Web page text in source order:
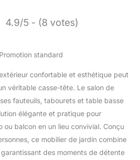
4.9/5 - (8 votes)
confortable et esthétique peut
véritable casse-tête. Le salon de
fauteuils, tabourets et table basse
élégante et pratique pour
ou balcon en un lieu convivial. Conçu
ce mobilier de jardin combine
des moments de détente